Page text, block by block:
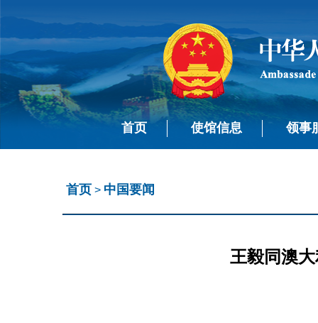
首页 使馆信息 领事
首页 > 中国要闻
王毅同澳